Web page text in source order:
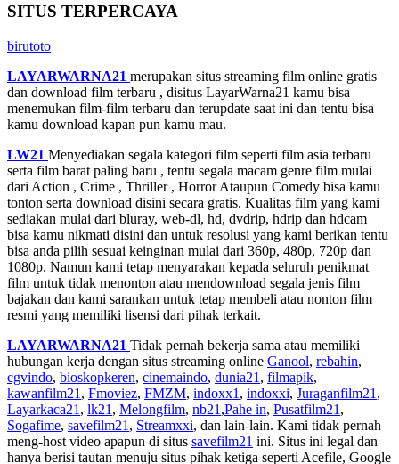
SITUS TERPERCAYA
birutoto
LAYARWARNA21 merupakan situs streaming film online gratis
dan download film terbaru , disitus LayarWarna21 kamu bisa
menemukan film-film terbaru dan terupdate saat ini dan tentu bisa
kamu download kapan pun kamu mau.
LW21 Menyediakan segala kategori film seperti film asia terbaru
serta film barat paling baru , tentu segala macam genre film mulai
dari Action , Crime , Thriller , Horror Ataupun Comedy bisa kamu
tonton serta download disini secara gratis. Kualitas film yang kami
sediakan mulai dari bluray, web-dl, hd, dvdrip, hdrip dan hdcam
bisa kamu nikmati disini dan untuk resolusi yang kami berikan tentu
bisa anda pilih sesuai keinginan mulai dari 360p, 480p, 720p dan
1080p. Namun kami tetap menyarakan kepada seluruh penikmat
film untuk tidak menonton atau mendownload segala jenis film
bajakan dan kami sarankan untuk tetap membeli atau nonton film
resmi yang memiliki lisensi dari pihak terkait.
LAYARWARNA21 Tidak pernah bekerja sama atau memiliki
hubungan kerja dengan situs streaming online Ganool, rebahin,
cgvindo, bioskopkeren, cinemaindo, dunia21 , filmapik,
kawanfilm21 , Fmoviez, FMZM, indoxx1 , indoxxi, Juraganfilm21 ,
Layarkaca21 , lk21 , Melongfilm, nb21 ,Pahe in, Pusatfilm21 ,
Sogafime, savefilm21 , Streamxxi, dan lain-lain. Kami tidak pernah
meng-host video apapun di situs savefilm21 ini. Situs ini legal dan
hanya berisi tautan menuju situs pihak ketiga seperti Acefile, Google